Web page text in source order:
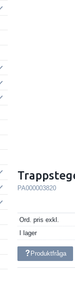
PA000003820
Ord. pris exkl.
I lager
Produktfråga